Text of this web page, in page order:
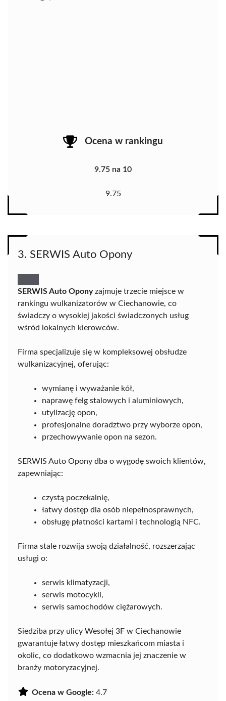
Ocena w rankingu
9.75 na 10
9.75
3. SERWIS Auto Opony
SERWIS Auto Oponyzajmuje trzecie miejsce w
rankingu wulkanizatorów w Ciechanowie, co
świadczy o wysokiej jakości świadczonych usług
wśród lokalnych kierowców.
Firma specjalizuje się w kompleksowej obsłudze
wulkanizacyjnej, oferując:
wymianę i wyważanie kół,
naprawę felg stalowych i aluminiowych,
utylizację opon,
profesjonalne doradztwo przy wyborze opon,
przechowywanie opon na sezon.
SERWIS Auto Opony dba o wygodę swoich klientów,
zapewniając:
czystą poczekalnię,
łatwy dostęp dla osób niepełnosprawnych,
obsługę płatności kartami i technologią NFC.
Firma stale rozwija swoją działalność, rozszerzając
usługi o:
serwis klimatyzacji,
serwis motocykli,
serwis samochodów ciężarowych.
Siedziba przy ulicy Wesołej 3F w Ciechanowie
gwarantuje łatwy dostęp mieszkańcom miasta i
okolic, co dodatkowo wzmacnia jej znaczenie w
branży motoryzacyjnej.
Ocena w Google: 4.7